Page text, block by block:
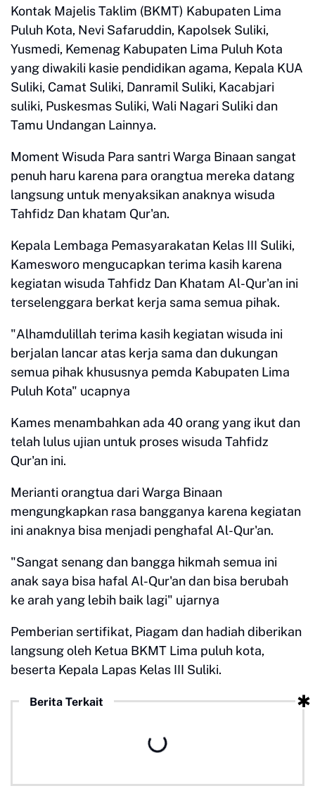
Kontak Majelis Taklim (BKMT) Kabupaten Lima
Puluh Kota, Nevi Safaruddin, Kapolsek Suliki,
Yusmedi, Kemenag Kabupaten Lima Puluh Kota
yang diwakili kasie pendidikan agama, Kepala KUA
Suliki, Camat Suliki, Danramil Suliki, Kacabjari
suliki, Puskesmas Suliki, Wali Nagari Suliki dan
Tamu Undangan Lainnya.
Moment Wisuda Para santri Warga Binaan sangat
penuh haru karena para orangtua mereka datang
langsung untuk menyaksikan anaknya wisuda
Tahfidz Dan khatam Qur'an.
Kepala Lembaga Pemasyarakatan Kelas III Suliki,
Kamesworo mengucapkan terima kasih karena
kegiatan wisuda Tahfidz Dan Khatam Al-Qur'an ini
terselenggara berkat kerja sama semua pihak.
"Alhamdulillah terima kasih kegiatan wisuda ini
berjalan lancar atas kerja sama dan dukungan
semua pihak khususnya pemda Kabupaten Lima
Puluh Kota" ucapnya
Kames menambahkan ada 40 orang yang ikut dan
telah lulus ujian untuk proses wisuda Tahfidz
Qur'an ini.
Merianti orangtua dari Warga Binaan
mengungkapkan rasa bangganya karena kegiatan
ini anaknya bisa menjadi penghafal Al-Qur'an.
"Sangat senang dan bangga hikmah semua ini
anak saya bisa hafal Al-Qur'an dan bisa berubah
ke arah yang lebih baik lagi" ujarnya
Pemberian sertifikat, Piagam dan hadiah diberikan
langsung oleh Ketua BKMT Lima puluh kota,
beserta Kepala Lapas Kelas III Suliki.
Berita Terkait